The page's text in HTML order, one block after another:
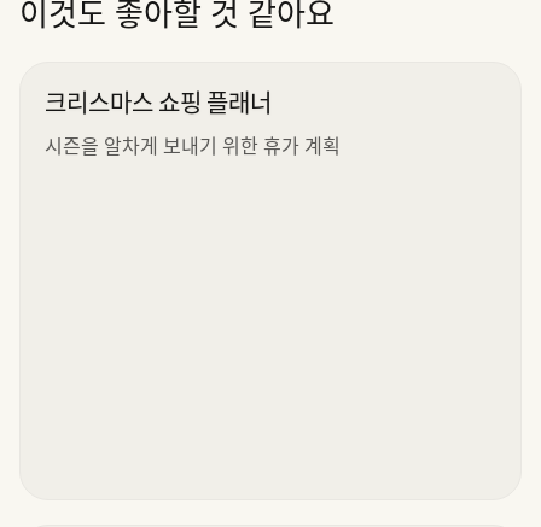
이것도 좋아할 것 같아요
크리스마스 쇼핑 플래너
시즌을 알차게 보내기 위한 휴가 계획